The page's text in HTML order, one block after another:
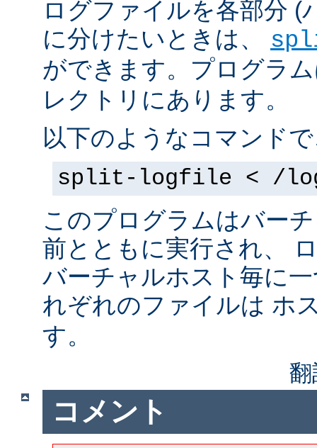
ログファイルを各部分 (
に分けたいときは、
ができます。プログラ
レクトリにあります。
以下のようなコマンド
split-logfile < /
このプログラムはバー
前とともに実行され、
バーチャルホスト毎に
れぞれのファイルは ホ
す。
コメント